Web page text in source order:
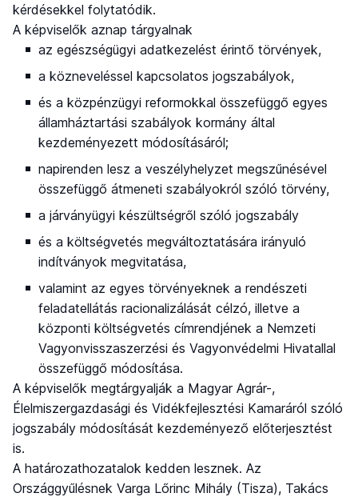
kérdésekkel folytatódik.
A képviselők aznap tárgyalnak
az egészségügyi adatkezelést érintő törvények,
a közneveléssel kapcsolatos jogszabályok,
és a közpénzügyi reformokkal összefüggő egyes
államháztartási szabályok kormány által
kezdeményezett módosításáról;
napirenden lesz a veszélyhelyzet megszűnésével
összefüggő átmeneti szabályokról szóló törvény,
a járványügyi készültségről szóló jogszabály
és a költségvetés megváltoztatására irányuló
indítványok megvitatása,
valamint az egyes törvényeknek a rendészeti
feladatellátás racionalizálását célzó, illetve a
központi költségvetés címrendjének a Nemzeti
Vagyonvisszaszerzési és Vagyonvédelmi Hivatallal
összefüggő módosítása.
A képviselők megtárgyalják a Magyar Agrár-,
Élelmiszergazdasági és Vidékfejlesztési Kamaráról szóló
jogszabály módosítását kezdeményező előterjesztést
is.
A határozathozatalok kedden lesznek. Az
Országgyűlésnek Varga Lőrinc Mihály (Tisza), Takács